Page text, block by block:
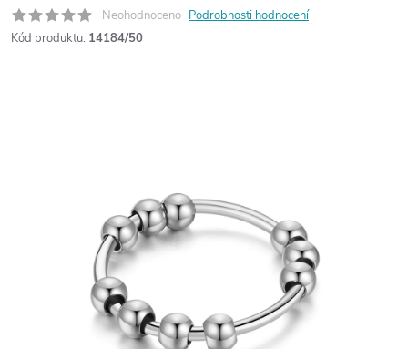
Neohodnoceno Podrobnosti hodnocení
Kód produktu: 14184/50